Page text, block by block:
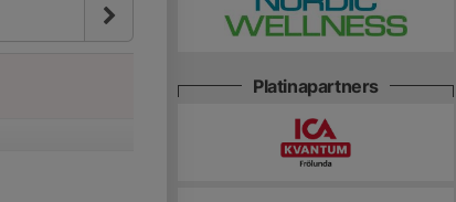
Platinapartners